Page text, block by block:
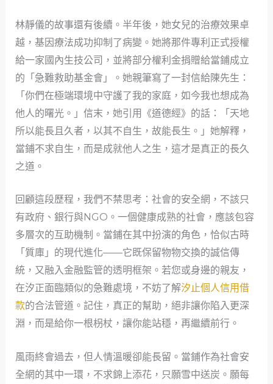
林靜儀的故事還有後續。半年後，她女兒的治療效果卓
越，基因療法成功抑制了病變。她將那件專利正式授權
給一家國內生技公司，並將部分權利金捐贈給當鋪成立
的「急難救助基金會」。她親筆寫了一封信給陳先生：
「你們在極端環境中守護了我的家庭，如今我也想成為
他人的曙光。」信末，她引用《道德經》的話：「天地
所以能長且久者，以其不自生，故能長生。」她解釋，
當鋪不求自生，而是成就他人之生，這才是真正的長久
之道。
回顧這段歷程，我們不禁思考：社會的安全網，不該只
有政府、銀行與NGO。一個健康成熟的社會，應該包容
多層次的互助機制。當鋪在其中扮演的角色，恰似古時
「質庫」的現代進化——它既保留物物交換的誠信傳
統，又融入金融監管的透明框架。若您或身邊的親友，
在汐正面臨類似的急難處境，不妨了解汐止個人信用借
款的合法管道。記住，真正的幫助，絕非讓你陷入更深
淵，而是給你一根枴杖，讓你能站穩，再繼續前行。
風雨終會過去，但人情溫暖卻能長留。當鋪作為社會安
全網的其中一環，不求錦上添花，只願雪中送炭。願每